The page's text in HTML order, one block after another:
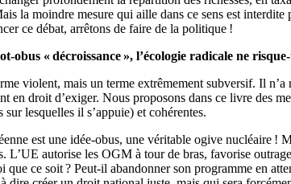
la moindre mesure qui aille dans ce sens est
ce débat, arrêtons de faire de la politique !
« décroissance », l’écologie radicale ne
violent, mais un terme extrêmement subversif. Il
droit d’exiger. Nous proposons dans ce livre des
lesquelles il s’appuie) et cohérentes.
est une idée-obus, une véritable ogive nucléaire
autorise les OGM à tour de bras, favorise
ce soit ? Peut-il abandonner son programme en